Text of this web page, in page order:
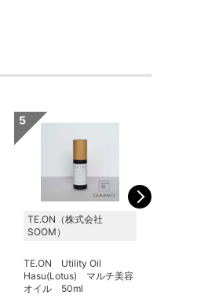
TE.ON（株式会社
SOOM）
TE.ON Utility Oil
Hasu(Lotus) マルチ美容
オイル 50ml